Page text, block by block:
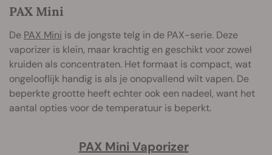
PAX Mini
De PAX Mini is de jongste telg in de PAX-serie. Deze
vaporizer is klein, maar krachtig en geschikt voor zowel
kruiden als concentraten. Het formaat is compact, wat
ongelooflijk handig is als je onopvallend wilt vapen. De
beperkte grootte heeft echter ook een nadeel, want het
aantal opties voor de temperatuur is beperkt.
PAX Mini Vaporizer